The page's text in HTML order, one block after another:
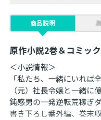
商品説明
原作小説2巻＆コミッ
＜小説情報＞
「私たち、一緒にいれば
（元）社長令嬢と一緒に
鈍感男の一発逆転荒稼ぎ
書き下ろし番外編、巻末